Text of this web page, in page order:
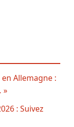
Allemagne :
»
: Suivez